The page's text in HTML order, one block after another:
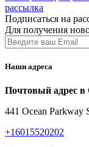
рассылка
Подписаться на
Для получения
Наши адреса
Почтовый адрес
441 Ocean Parkway
+16015520202